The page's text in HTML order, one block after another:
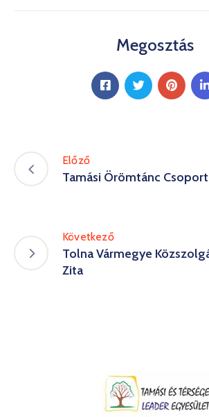
Megosztás
Előző
Tamási Örömtánc Csoport
Következő
Tolna Vármegye
Zita